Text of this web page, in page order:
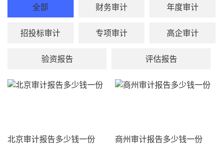
全部 财务审计 年度审计
招投标审计 专项审计 高企审计
验资报告 评估报告
北京审计报告多少钱一份 商州审计报告多少钱一份